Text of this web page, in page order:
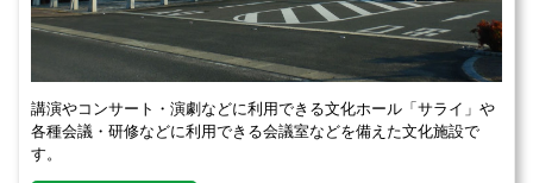
講演やコンサート・演劇などに利用できる文化ホール「サライ」や
各種会議・研修などに利用できる会議室などを備えた文化施設で
す。